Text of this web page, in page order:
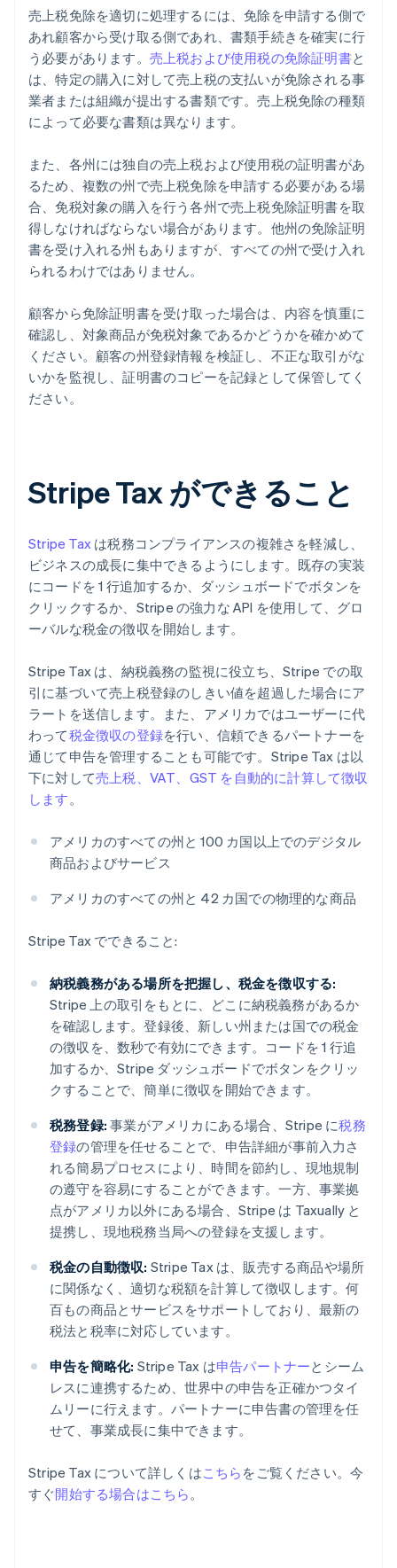
売上税免除を適切に処理するには、免除を申請する側で
あれ顧客から受け取る側であれ、書類手続きを確実に行
う必要があります。 売上税および使用税の免除証明書と
は、特定の購入に対して売上税の支払いが免除される事
業者または組織が提出する書類です。売上税免除の種類
によって必要な書類は異なります。
また、各州には独自の売上税および使用税の証明書があ
るため、複数の州で売上税免除を申請する必要がある場
合、免税対象の購入を行う各州で売上税免除証明書を取
得しなければならない場合があります。他州の免除証明
書を受け入れる州もありますが、すべての州で受け入れ
られるわけではありません。
顧客から免除証明書を受け取った場合は、内容を慎重に
確認し、対象商品が免税対象であるかどうかを確かめて
ください。顧客の州登録情報を検証し、不正な取引がな
いかを監視し、証明書のコピーを記録として保管してく
ださい。
Stripe Tax ができること
Stripe Tax は税務コンプライアンスの複雑さを軽減し、
ビジネスの成長に集中できるようにします。既存の実装
にコードを 1 行追加するか、ダッシュボードでボタンを
クリックするか、Stripe の強力な API を使用して、グロ
ーバルな税金の徴収を開始します。
Stripe Tax は、納税義務の監視に役立ち、Stripe での取
引に基づいて売上税登録のしきい値を超過した場合にア
ラートを送信します。また、アメリカではユーザーに代
わって税金徴収の登録を行い、信頼できるパートナーを
通じて申告を管理することも可能です。Stripe Tax は以
下に対して売上税、VAT、GST を自動的に計算して徴収
します。
アメリカのすべての州と 100 カ国以上でのデジタル
商品およびサービス
アメリカのすべての州と 42 カ国での物理的な商品
Stripe Tax でできること:
納税義務がある場所を把握し、税金を徴収する:
Stripe 上の取引をもとに、どこに納税義務があるか
を確認します。登録後、新しい州または国での税金
の徴収を、数秒で有効にできます。コードを 1 行追
加するか、Stripe ダッシュボードでボタンをクリッ
クすることで、簡単に徴収を開始できます。
税務登録: 事業がアメリカにある場合、Stripe に税務
登録の管理を任せることで、申告詳細が事前入力さ
れる簡易プロセスにより、時間を節約し、現地規制
の遵守を容易にすることができます。一方、事業拠
点がアメリカ以外にある場合、Stripe は Taxually と
提携し、現地税務当局への登録を支援します。
税金の自動徴収: Stripe Tax は、販売する商品や場所
に関係なく、適切な税額を計算して徴収します。何
百もの商品とサービスをサポートしており、最新の
税法と税率に対応しています。
申告を簡略化: Stripe Tax は申告パートナーとシーム
レスに連携するため、世界中の申告を正確かつタイ
ムリーに行えます。パートナーに申告書の管理を任
せて、事業成長に集中できます。
Stripe Tax について詳しくはこちら をご覧ください。今
すぐ開始する場合はこちら。
アイルランド
English